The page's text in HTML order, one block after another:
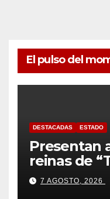
El pulso del
DESTACADAS ESTADO
Presentan
reinas de
de Ferias
Tlaxcalteca”
7 AGOSTO, 2026